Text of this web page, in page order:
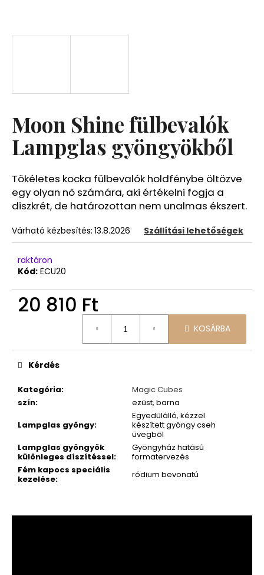
Moon Shine fülbevalók
Lampglas gyöngyökből
Tökéletes kocka fülbevalók holdfénybe öltözve
egy olyan nő számára, aki értékelni fogja a
diszkrét, de határozottan nem unalmas ékszert.
Várható kézbesítés: 13.8.2026 Szállítási lehetőségek
raktáron
Kód: ECU20
20 810 Ft
KOSÁRBA
Kategória:
Magic Cubes
szín:
ezüst, barna
Lampglas gyöngy:
Egyedülálló, kézzel
készített gyöngy cseh
üvegből
Lampglas gyöngyök
különleges díszítéssel:
Gyöngyház hatású
formatervezés
Fém kapocs speciális
kezelése: ródium bevonatú
Kérdés
A
k